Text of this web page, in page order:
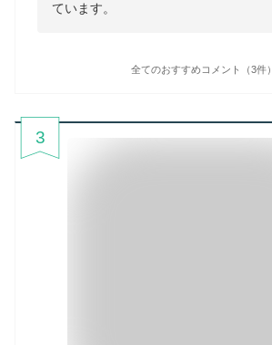
ています。
全てのおすすめコメント（3件）
3